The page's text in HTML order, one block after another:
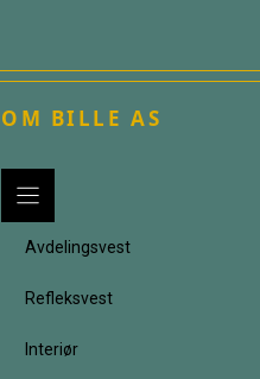
OM BILLE AS
Avdelingsvest
Refleksvest
Interiør